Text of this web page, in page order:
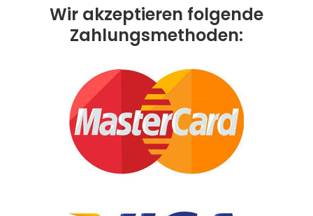
Wir akzeptieren folgende
Zahlungsmethoden: